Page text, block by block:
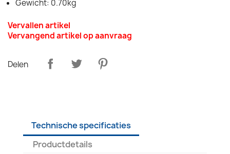
Gewicht: 0.70kg
Vervallen artikel
Vervangend artikel op aanvraag
Delen
Technische specificaties
Productdetails